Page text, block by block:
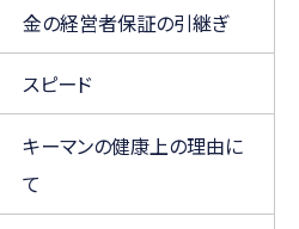
金の経営者保証の引継ぎ
スピード
キーマンの健康上の理由に
て